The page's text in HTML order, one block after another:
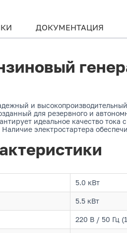
ДОКУМЕНТАЦИЯ
и
для резервного и
идеальное качество
электростартера
5.0 кВт
5.5 кВт
220 В / 50 Гц